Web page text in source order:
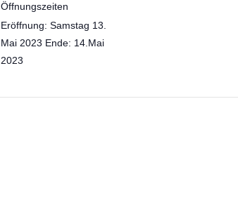
Öffnungszeiten
Eröffnung: Samstag 13.
Mai 2023 Ende: 14.Mai
2023